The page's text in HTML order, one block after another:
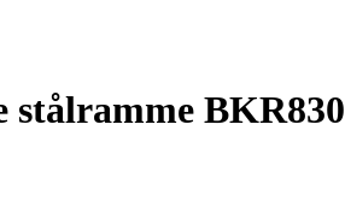
stålramme BKR830